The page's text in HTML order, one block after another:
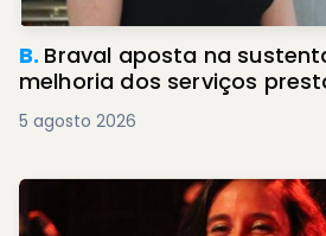
B. Braval aposta na
melhoria dos serviços
5 agosto 2026